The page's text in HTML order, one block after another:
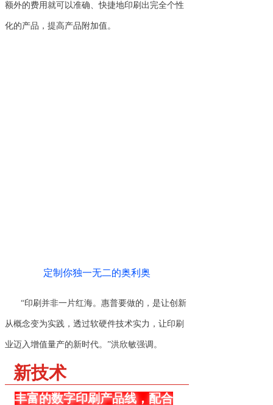
额外的费用就可以准确、快捷地印刷出完全个性
化的产品，提高产品附加值。
定制你独一无二的奥利奥
“印刷并非一片红海。惠普要做的，是让创新
从概念变为实践，透过软硬件技术实力，让印刷
业迈入增值量产的新时代。”洪欣敏强调。
新技术
丰富的数字印刷产品线，配合